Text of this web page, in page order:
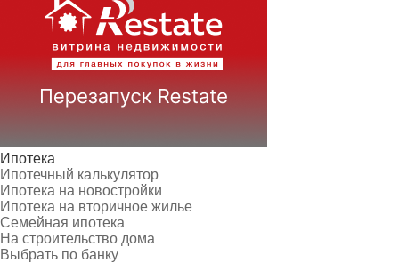
Ипотека
Ипотечный калькулятор
Ипотека на новостройки
Ипотека на вторичное жилье
Семейная ипотека
На строительство дома
Выбрать по банку